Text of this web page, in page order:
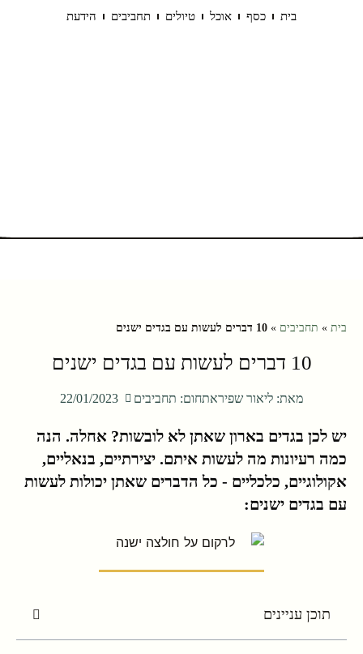
בית כסף אוכל טיולים תחביבים הידעת
בית » תחביבים » 10 דברים לעשות עם בגדים ישנים
10 דברים לעשות עם בגדים ישנים
מאת: ליאור שפיראתחום: תחביבים 22/01/2023
יש לכן בגדים בארון שאתן לא לובשות? אחלה. הנה
כמה רעיונות מה לעשות איתם. יצירתיים, בנאליים,
אקולוגיים, כלכליים - כל הדברים שאתן יכולות לעשות
עם בגדים ישנים:
תוכן עניינים